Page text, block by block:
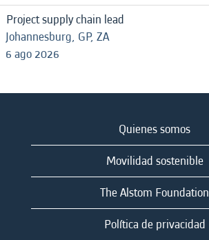
Project supply chain lead
Johannesburg, GP, ZA
6 ago 2026
Quienes somos
Movilidad sostenible
The Alstom Foundation
Política de privacidad